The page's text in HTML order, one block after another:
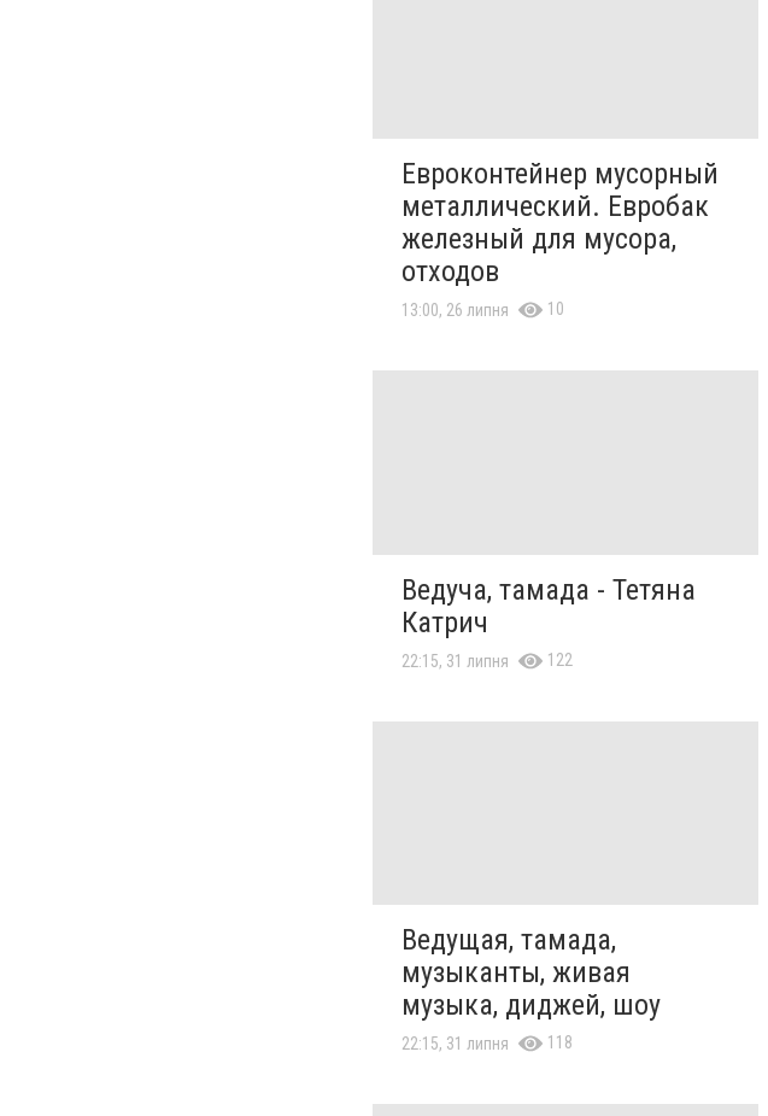
Евроконтейнер мусорный
металлический. Евробак
железный для мусора,
отходов
13:00, 26 липня 10
Ведуча, тамада - Тетяна
Катрич
22:15, 31 липня 122
Ведущая, тамада,
музыканты, живая
музыка, диджей, шоу
22:15, 31 липня 118